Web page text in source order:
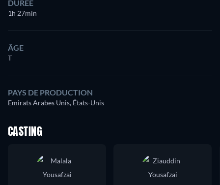
DURÉE
1h 27min
ÂGE
T
PAYS DE PRODUCTION
Emirats Arabes Unis, États-Unis
CASTING